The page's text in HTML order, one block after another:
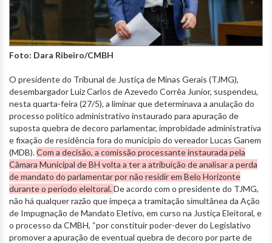
Foto: Dara Ribeiro/CMBH
O presidente do Tribunal de Justiça de Minas Gerais (TJMG),
desembargador Luiz Carlos de Azevedo Corrêa Junior, suspendeu,
nesta quarta-feira (27/5), a liminar que determinava a anulação do
processo político administrativo instaurado para apuração de
suposta quebra de decoro parlamentar, improbidade administrativa
e fixação de residência fora do município do vereador Lucas Ganem
(MDB).Com a decisão, a comissão processante instaurada pela
Câmara Municipal de BH volta a ter a atribuição de analisar a perda
de mandato do parlamentar por não residir em Belo Horizonte
durante o período eleitoral.De acordo com o presidente do TJMG,
não há qualquer razão que impeça a tramitação simultânea da Ação
de Impugnação de Mandato Eletivo, em curso na Justiça Eleitoral, e
o processo da CMBH, “por constituir poder-dever do Legislativo
promover a apuração de eventual quebra de decoro por parte de